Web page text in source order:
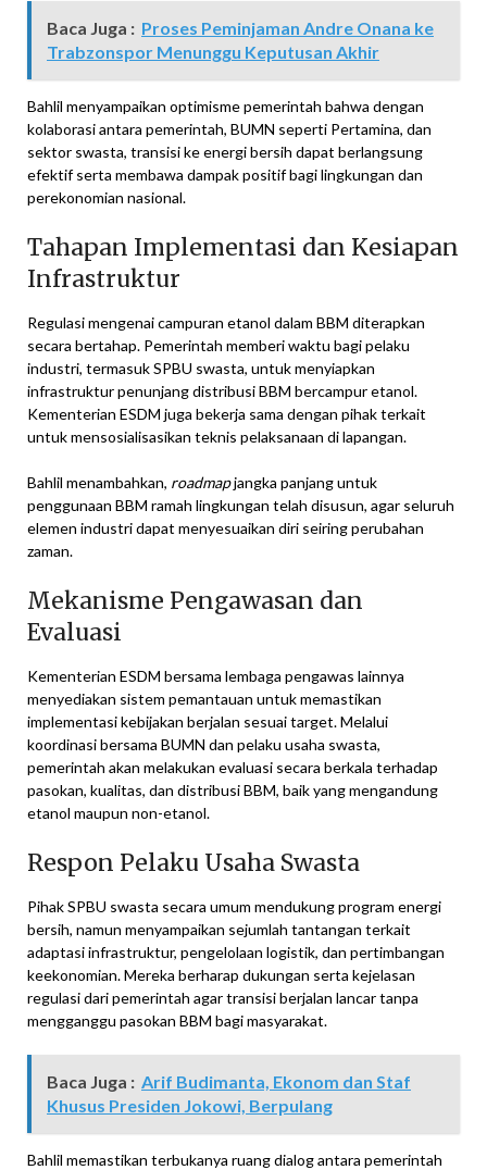
Baca Juga : Proses Peminjaman Andre Onana ke
Trabzonspor Menunggu Keputusan Akhir
Bahlil menyampaikan optimisme pemerintah bahwa dengan
kolaborasi antara pemerintah, BUMN seperti Pertamina, dan
sektor swasta, transisi ke energi bersih dapat berlangsung
efektif serta membawa dampak positif bagi lingkungan dan
perekonomian nasional.
Tahapan Implementasi dan Kesiapan
Infrastruktur
Regulasi mengenai campuran etanol dalam BBM diterapkan
secara bertahap. Pemerintah memberi waktu bagi pelaku
industri, termasuk SPBU swasta, untuk menyiapkan
infrastruktur penunjang distribusi BBM bercampur etanol.
Kementerian ESDM juga bekerja sama dengan pihak terkait
untuk mensosialisasikan teknis pelaksanaan di lapangan.
Bahlil menambahkan, roadmapjangka panjang untuk
penggunaan BBM ramah lingkungan telah disusun, agar seluruh
elemen industri dapat menyesuaikan diri seiring perubahan
zaman.
Mekanisme Pengawasan dan
Evaluasi
Kementerian ESDM bersama lembaga pengawas lainnya
menyediakan sistem pemantauan untuk memastikan
implementasi kebijakan berjalan sesuai target. Melalui
koordinasi bersama BUMN dan pelaku usaha swasta,
pemerintah akan melakukan evaluasi secara berkala terhadap
pasokan, kualitas, dan distribusi BBM, baik yang mengandung
etanol maupun non-etanol.
Respon Pelaku Usaha Swasta
Pihak SPBU swasta secara umum mendukung program energi
bersih, namun menyampaikan sejumlah tantangan terkait
adaptasi infrastruktur, pengelolaan logistik, dan pertimbangan
keekonomian. Mereka berharap dukungan serta kejelasan
regulasi dari pemerintah agar transisi berjalan lancar tanpa
mengganggu pasokan BBM bagi masyarakat.
Baca Juga : Arif Budimanta, Ekonom dan Staf
Khusus Presiden Jokowi, Berpulang
Bahlil memastikan terbukanya ruang dialog antara pemerintah